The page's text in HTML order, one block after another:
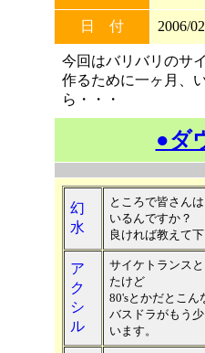
日 付 2006/
今回はバリバリのサ
作るために一ヶ月、
ら・・・
●ダ
幻
水
ところで皆さん
いるんですか？
良ければ教えて
ア
ク
シ
ル
サイケトランス
たけど
80'sとかだとこん
バスドラがもう
います。